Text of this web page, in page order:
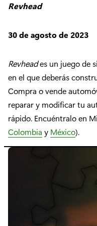
Revhead
30 de agosto de 2023
Revheades un juego de
en el que deberás
Compra o vende
reparar y modificar tu
rápido. Encuéntralo en
Colombia y México).